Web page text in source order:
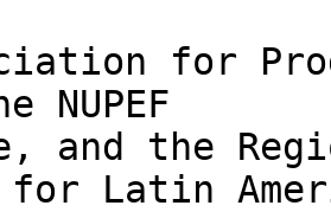
for
NUPEF
and the
for Latin